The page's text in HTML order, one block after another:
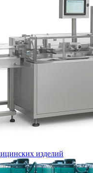
изделий